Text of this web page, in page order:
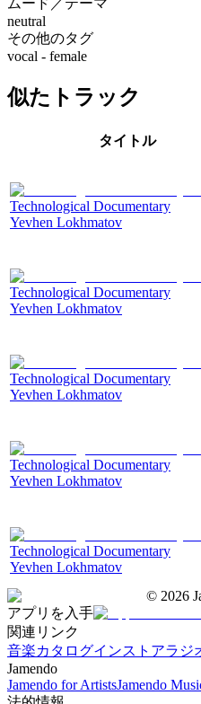
neutral
その他のタグ
vocal - female
似たトラック
タイトル
Technological Documentary
Yevhen Lokhmatov
Technological Documentary
Yevhen Lokhmatov
Technological Documentary
Yevhen Lokhmatov
Technological Documentary
Yevhen Lokhmatov
Technological Documentary
Yevhen Lokhmatov
© 2026
アプリを入手
関連リンク
音楽カタログインストアラジ
Jamendo
Jamendo for ArtistsJamendo